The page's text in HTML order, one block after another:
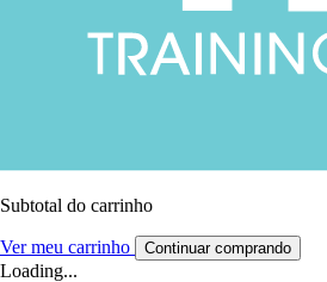
Subtotal do carrinho
Ver meu carrinho Continuar comprando
Loading...